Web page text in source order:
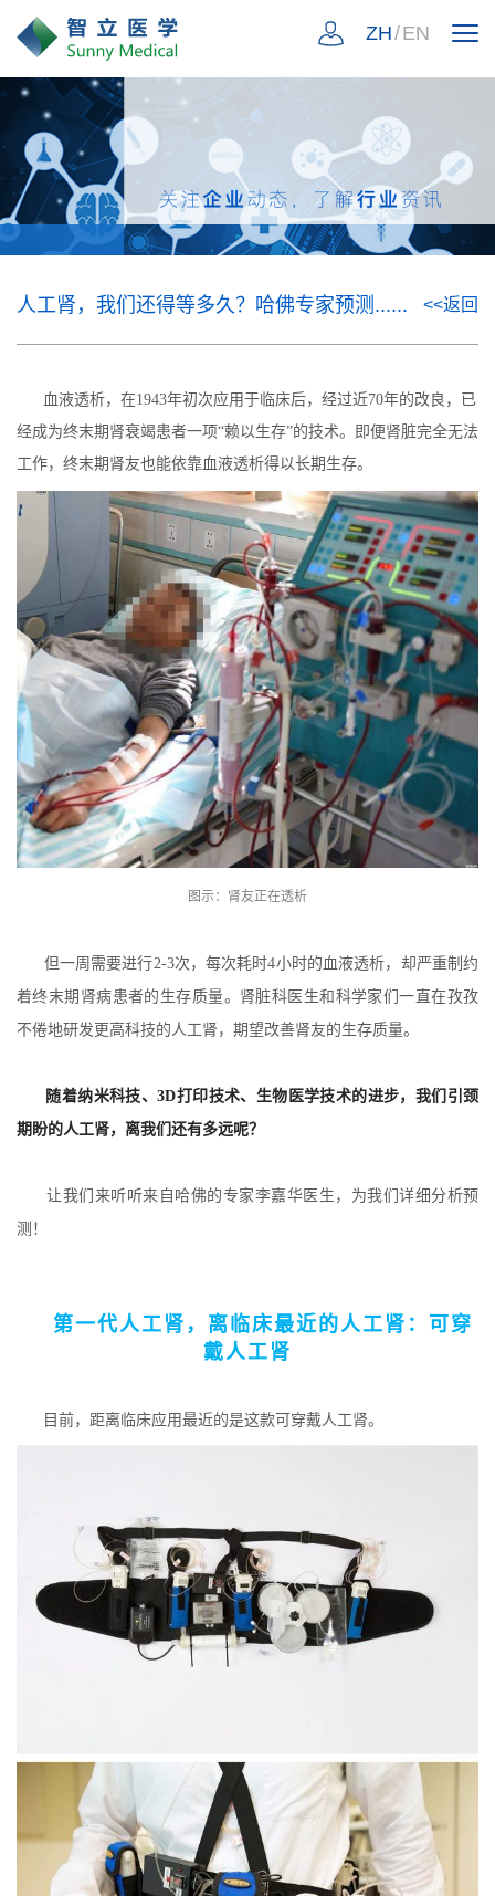
ZH/EN
人工肾，我们还得等多久？哈佛专家预测...... <<返回
血液透析，在1943年初次应用于临床后，经过近70年的改良，已
经成为终末期肾衰竭患者一项“赖以生存”的技术。即便肾脏完全无法
工作，终末期肾友也能依靠血液透析得以长期生存。
图示：肾友正在透析
但一周需要进行2-3次，每次耗时4小时的血液透析，却严重制约
着终末期肾病患者的生存质量。肾脏科医生和科学家们一直在孜孜
不倦地研发更高科技的人工肾，期望改善肾友的生存质量。
随着纳米科技、3D打印技术、生物医学技术的进步，我们引颈
期盼的人工肾，离我们还有多远呢？
让我们来听听来自哈佛的专家李嘉华医生，为我们详细分析预
测！
第一代人工肾， 离临床最近的人工肾： 可穿
戴人工肾
目前，距离临床应用最近的是这款可穿戴人工肾。